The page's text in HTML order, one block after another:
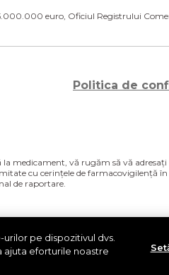
euro, Oficiul Registrului
Politica de
medicament, vă rugăm să vă
cu cerințele de farmacovigilență
de raportare.
https://www.anm.ro/
pe dispozitivul dvs.
ajuta eforturile noastre